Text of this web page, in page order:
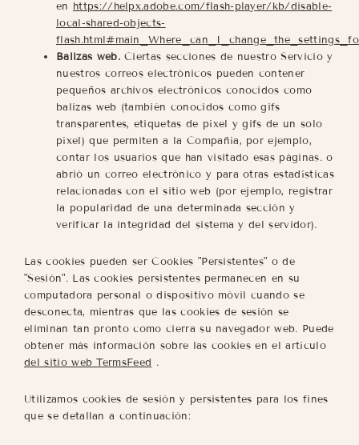
en https://helpx.adobe.com/flash-player/kb/disable-
local-shared-objects-
Balizas web.Ciertas secciones de nuestro Servicio y
nuestros correos electrónicos pueden contener
pequeños archivos electrónicos conocidos como
balizas web (también conocidos como gifs
transparentes, etiquetas de píxel y gifs de un solo
píxel) que permiten a la Compañía, por ejemplo,
contar los usuarios que han visitado esas páginas. o
abrió un correo electrónico y para otras estadísticas
relacionadas con el sitio web (por ejemplo, registrar
la popularidad de una determinada sección y
verificar la integridad del sistema y del servidor).
Las cookies pueden ser Cookies "Persistentes" o de
"Sesión". Las cookies persistentes permanecen en su
computadora personal o dispositivo móvil cuando se
desconecta, mientras que las cookies de sesión se
eliminan tan pronto como cierra su navegador web. Puede
obtener más información sobre las cookies en el artículo
del sitio web TermsFeed .
Utilizamos cookies de sesión y persistentes para los fines
que se detallan a continuación: